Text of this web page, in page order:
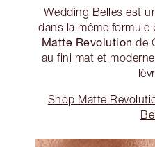
Wedding Belles est
dans la même formule
Matte Revolution de
au fini mat et
Shop Matte